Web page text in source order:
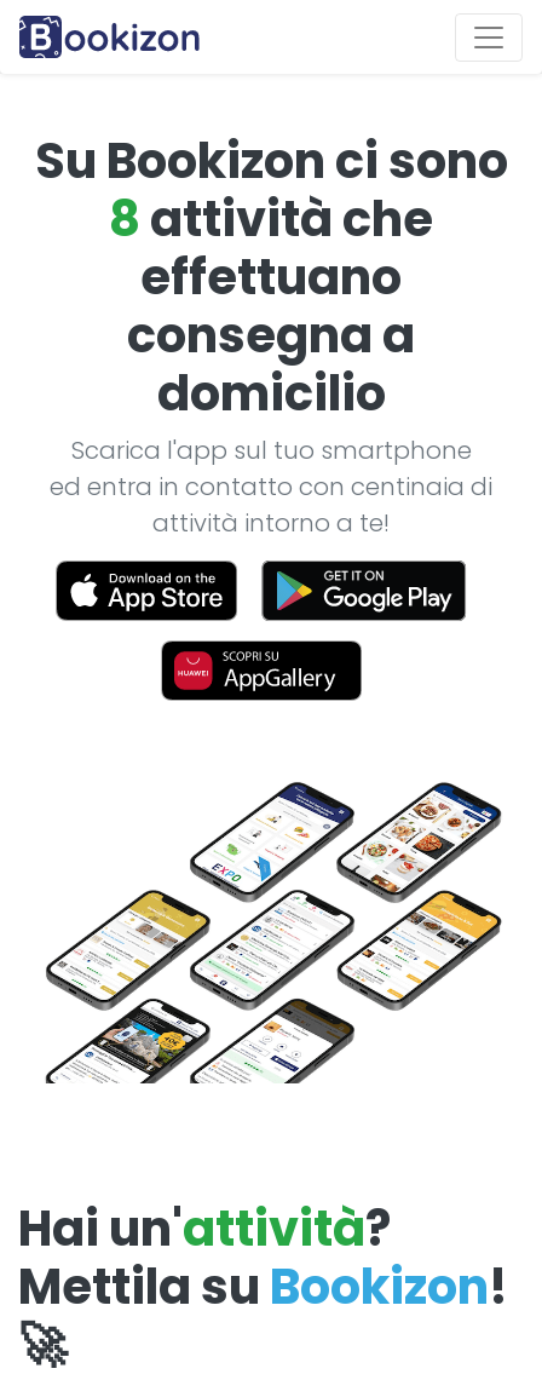
Su Bookizon ci sono
8attività che
effettuano
consegna a
domicilio
Scarica l'app sul tuo smartphone
ed entra in contatto con centinaia di
attività intorno a te!
Hai un'attività?
Mettila su Bookizon!
🚀